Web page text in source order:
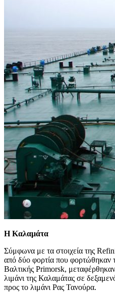
Η Καλαμάτα
Σύμφωνα με τα στοιχεία της
από δύο φορτία που φορτώθηκαν
Βαλτικής Primorsk,
λιμάνι της Καλαμάτας σε
προς το λιμάνι Ρας Τανούρα.